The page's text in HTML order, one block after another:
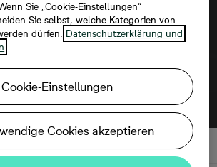
Sie „Cookie-Einstellungen“
Sie selbst, welche Kategorien von
dürfen. Datenschutzerklärung und
Cookie-Einstellungen
Cookies akzeptieren